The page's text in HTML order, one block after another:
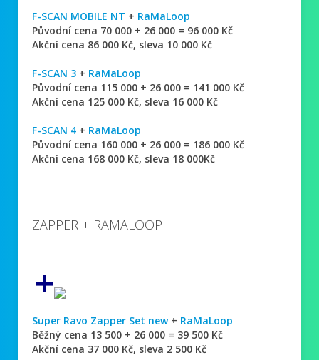
F-SCAN MOBILE NT + RaMaLoop
Původní cena 70 000 + 26 000 = 96 000 Kč
Akční cena 86 000 Kč, sleva 10 000 Kč
F-SCAN 3 + RaMaLoop
Původní cena 115 000 + 26 000 = 141 000 Kč
Akční cena 125 000 Kč, sleva 16 000 Kč
F-SCAN 4 + RaMaLoop
Původní cena 160 000 + 26 000 = 186 000 Kč
Akční cena 168 000 Kč, sleva 18 000Kč
ZAPPER + RAMALOOP
+
Super Ravo Zapper Set new+ RaMaLoop
Běžný cena 13 500 + 26 000 = 39 500 Kč
Akční cena 37 000 Kč, sleva 2 500 Kč